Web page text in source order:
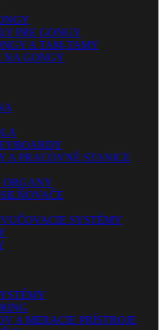
PRE GONGY
A TAM-TAMY
NA GONGY
A PRACOVNÉ STANICE
ORGANY
SYSTÉMY
A MERACIE PRÍSTROJE